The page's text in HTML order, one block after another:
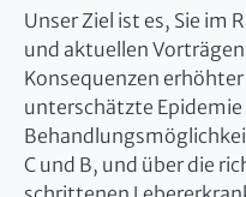
Unser Ziel ist es, Sie im
und aktuellen
Konsequenzen
unterschätzte
C und B, und über die